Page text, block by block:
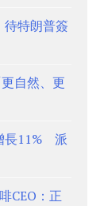
特朗普簽
自然、更
長11% 派
CEO：正